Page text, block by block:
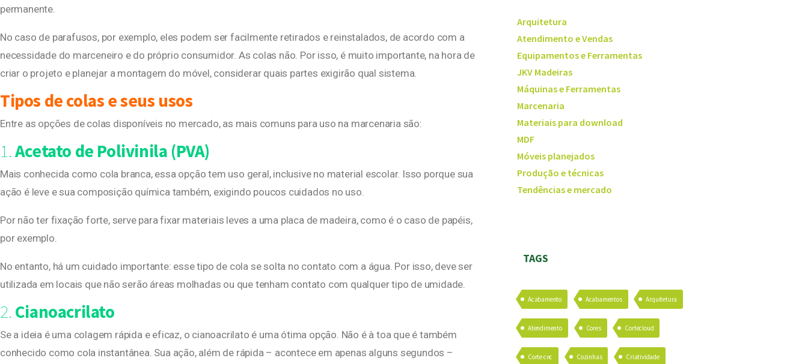
permanente.
No caso de parafusos, por exemplo, eles podem ser facilmente retirados e reinstalados, de acordo com a
necessidade do marceneiro e do próprio consumidor. As colas não. Por isso, é muito importante, na hora de
criar o projeto e planejar a montagem do móvel, considerar quais partes exigirão qual sistema.
Tipos de colas e seus usos
Entre as opções de colas disponíveis no mercado, as mais comuns para uso na marcenaria são:
1.Acetato de Polivinila (PVA)
Mais conhecida como cola branca, essa opção tem uso geral, inclusive no material escolar. Isso porque sua
ação é leve e sua composição química também, exigindo poucos cuidados no uso.
Por não ter fixação forte, serve para fixar materiais leves a uma placa de madeira, como é o caso de papéis,
por exemplo.
No entanto, há um cuidado importante: esse tipo de cola se solta no contato com a água. Por isso, deve ser
utilizada em locais que não serão áreas molhadas ou que tenham contato com qualquer tipo de umidade.
2. Cianoacrilato
Se a ideia é uma colagem rápida e eficaz, o cianoacrilato é uma ótima opção. Não é à toa que é também
conhecido como cola instantânea. Sua ação, além de rápida – acontece em apenas alguns segundos –
Arquitetura
Atendimento e Vendas
Equipamentos e Ferramentas
JKV Madeiras
Máquinas e Ferramentas
Marcenaria
Materiais para download
MDF
Móveis planejados
Produção e técnicas
Tendências e mercado
TAGS
Acabamento Acabamentos Arquitetura
Atendimento Cores Cortecloud
Corte cnc Cozinhas Criatividade